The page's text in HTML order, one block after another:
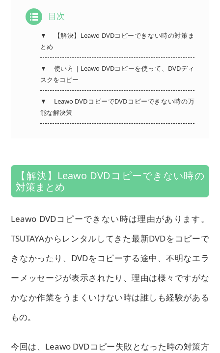
目次
▼
【解決】Leawo DVDコピーできない時の対策ま
とめ
▼ 使い方｜Leawo DVDコピーを使って、DVDディ
スクをコピー
▼ Leawo DVDコピーでDVDコピーできない時の万
能な解決策
【解決】Leawo DVDコピーできない時の
対策まとめ
Leawo DVDコピーできない時は理由があります。
TSUTAYAからレンタルしてきた最新DVDをコピーで
きなかったり、DVDをコピーする途中、不明なエラ
ーメッセージが表示されたり、理由は様々ですがな
かなか作業をうまくいけない時は誰しも経験がある
もの。
今回は、Leawo DVDコピー失敗となった時の対策方